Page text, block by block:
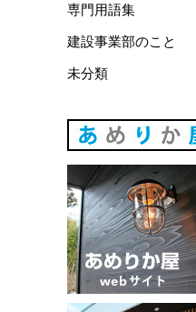
専門用語集
建設事業部のこと
未分類